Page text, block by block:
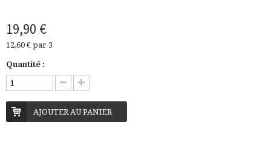
19,90 €
12,60 € par 3
Quantité :
AJOUTER AU PANIER